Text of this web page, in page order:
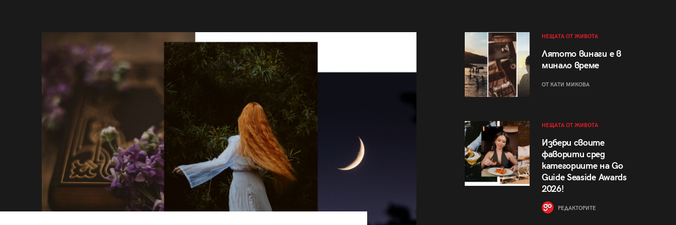
НЕЩАТА ОТ ЖИВОТА
Лятото винаги е в
минало време
ОТ КАТИ МИКОВА
НЕЩАТА ОТ ЖИВОТА
Избери своите
фаворити сред
категориите на Go
Guide Seaside Awards
2026!
РЕДАКТОРИТЕ